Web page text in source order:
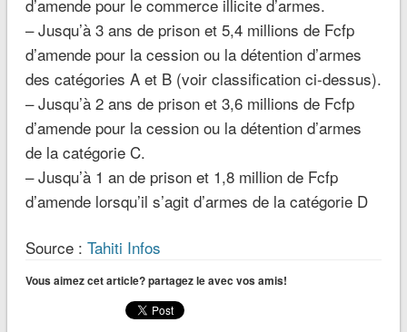
d’amende pour le commerce illicite d’armes.
– Jusqu’à 3 ans de prison et 5,4 millions de Fcfp
d’amende pour la cession ou la détention d’armes
des catégories A et B (voir classification ci-dessus).
– Jusqu’à 2 ans de prison et 3,6 millions de Fcfp
d’amende pour la cession ou la détention d’armes
de la catégorie C.
– Jusqu’à 1 an de prison et 1,8 million de Fcfp
d’amende lorsqu’il s’agit d’armes de la catégorie D
Source : Tahiti Infos
Vous aimez cet article? partagez le avec vos amis!